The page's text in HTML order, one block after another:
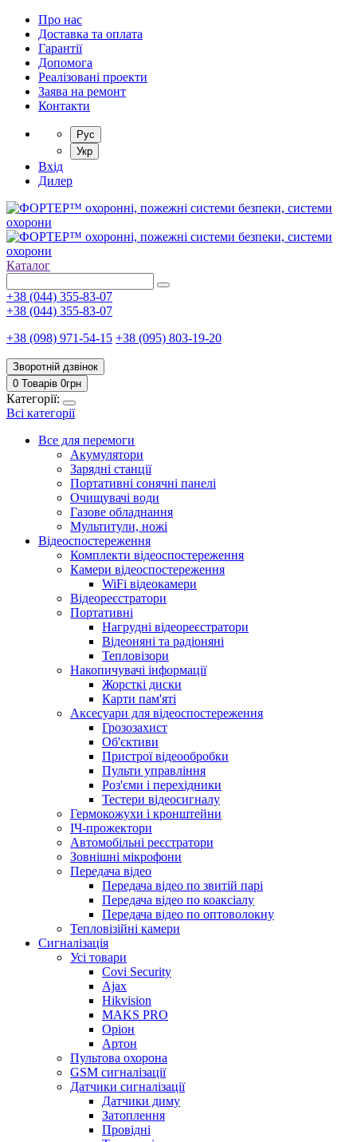
Про нас
Доставка та оплата
Гарантії
Допомога
Реалізовані проекти
Заява на ремонт
Контакти
Рус
Укр
Вхід
Дилер
Каталог
+38 (044) 355-83-07
+38 (044) 355-83-07
+38 (098) 971-54-15 +38 (095) 803-19-20
Зворотній дзвінок
0 Товарів 0грн
Категорії:
Всі категорії
Все для перемоги
Акумулятори
Зарядні станції
Портативні сонячні панелі
Очищувачі води
Газове обладнання
Мультитули, ножі
Відеоспостереження
Комплекти відеоспостереження
Камери відеоспостереження
WiFi відеокамери
Відеореєстратори
Портативні
Нагрудні відеореєстратори
Відеоняні та радіоняні
Тепловізори
Накопичувачі інформації
Жорсткі диски
Карти пам'яті
Аксесуари для відеоспостереження
Грозозахист
Об'єктиви
Пристрої відеообробки
Пульти управління
Роз'єми і перехідники
Тестери відеосигналу
Гермокожухи і кронштейни
ІЧ-прожектори
Автомобільні реєстратори
Зовнішні мікрофони
Передача відео
Передача відео по звитій парі
Передача відео по коаксіалу
Передача відео по оптоволокну
Тепловізійні камери
Cигналізація
Усі товари
Covi Security
Ajax
Hikvision
MAKS PRO
Оріон
Артон
Пультова охорона
GSM сигналізації
Датчики сигналізації
Датчики диму
Затоплення
Провідні